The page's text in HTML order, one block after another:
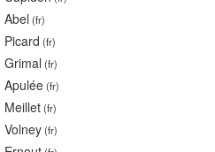
Abel (fr)
Picard (fr)
Grimal (fr)
Apulée(fr)
Meillet(fr)
Volney(fr)